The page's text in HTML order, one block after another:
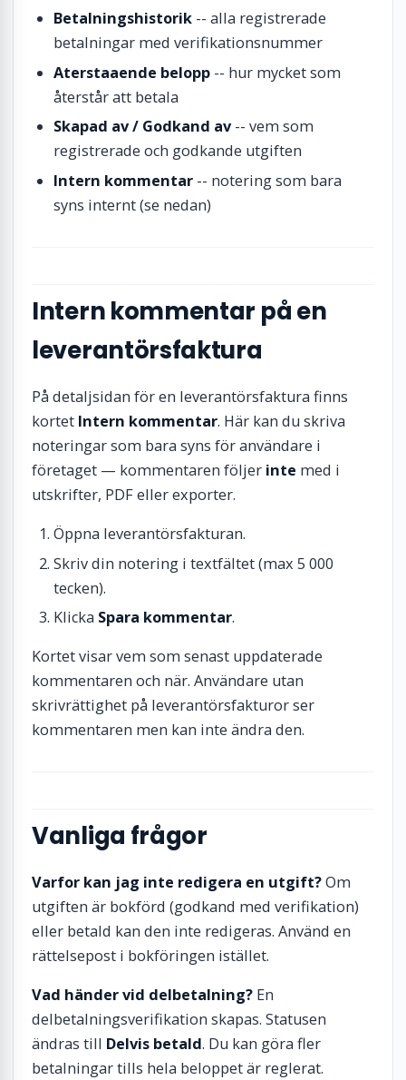
Betalningshistorik -- alla registrerade
betalningar med verifikationsnummer
Aterstaaende belopp -- hur mycket som
återstår att betala
Skapad av / Godkand av-- vem som
registrerade och godkande utgiften
Intern kommentar -- notering som bara
syns internt (se nedan)
Intern kommentar på en
leverantörsfaktura
På detaljsidan för en leverantörsfaktura finns
kortet Intern kommentar. Här kan du skriva
noteringar som bara syns för användare i
företaget — kommentaren följer inte med i
utskrifter, PDF eller exporter.
Öppna leverantörsfakturan.
Skriv din notering i textfältet (max 5 000
tecken).
Klicka Spara kommentar.
Kortet visar vem som senast uppdaterade
kommentaren och när. Användare utan
skrivrättighet på leverantörsfakturor ser
kommentaren men kan inte ändra den.
Vanliga frågor
Varfor kan jag inte redigera en utgift?Om
utgiften är bokförd (godkand med verifikation)
eller betald kan den inte redigeras. Använd en
rättelsepost i bokföringen istället.
Vad händer vid delbetalning? En
delbetalningsverifikation skapas. Statusen
ändras till Delvis betald. Du kan göra fler
betalningar tills hela beloppet är reglerat.